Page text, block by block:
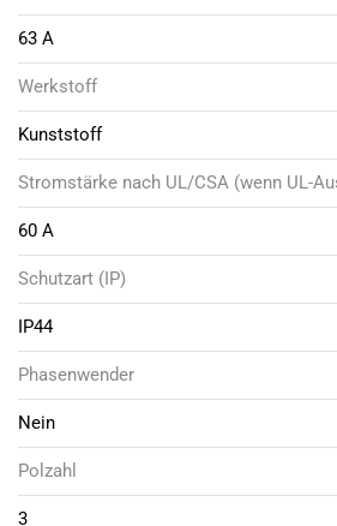
63 A
Werkstoff
Kunststoff
Stromstärke nach UL/CSA (wenn UL-
60 A
Schutzart (IP)
IP44
Phasenwender
Nein
Polzahl
3